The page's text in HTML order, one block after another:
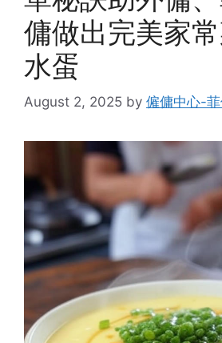
傭做出完美家
水蛋
August 2, 2025 by 僱傭中心-